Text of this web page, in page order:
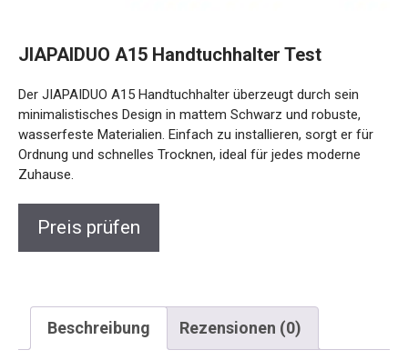
JIAPAIDUO A15 Handtuchhalter Test
Der JIAPAIDUO A15 Handtuchhalter überzeugt durch sein
minimalistisches Design in mattem Schwarz und robuste,
wasserfeste Materialien. Einfach zu installieren, sorgt er für
Ordnung und schnelles Trocknen, ideal für jedes moderne
Zuhause.
Preis prüfen
Beschreibung Rezensionen (0)